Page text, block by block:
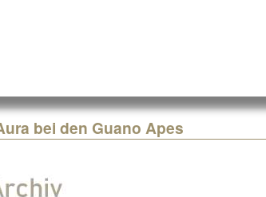
bei den Guano Apes